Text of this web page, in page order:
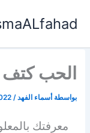
الحب
بواسطة أسماء الفهد/
معرفتك